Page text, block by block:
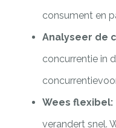
consument en
Analyseer de
concurrentie in
Wees flexibel:
verandert snel.